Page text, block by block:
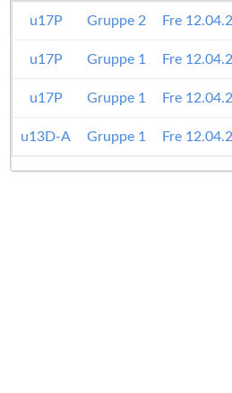
u17P Gruppe 2 Fre
u17P Gruppe 1 Fre
u17P Gruppe 1 Fre
u13D-A Gruppe 1 Fre